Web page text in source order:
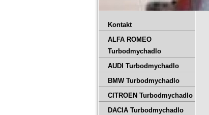
Kontakt
ALFA ROMEO
Turbodmychadlo
AUDI Turbodmychadlo
BMW Turbodmychadlo
CITROEN Turbodmychadlo
DACIA Turbodmychadlo